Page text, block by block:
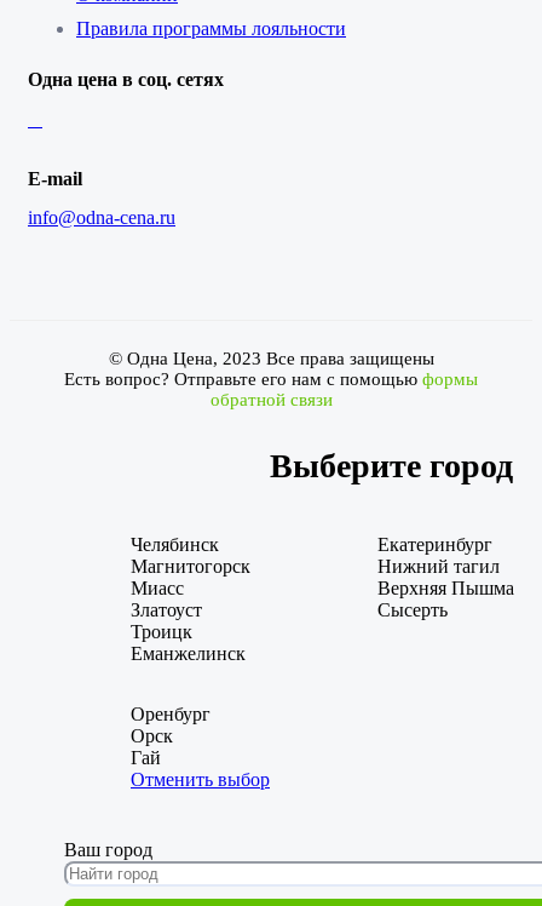
Правила программы лояльности
Одна цена в соц. сетях
E-mail
info@odna-cena.ru
© Одна Цена, 2023 Все права защищены
Есть вопрос? Отправьте его нам с помощью формы
обратной связи
Выберите город
Челябинск
Магнитогорск
Миасс
Златоуст
Троицк
Еманжелинск
Екатеринбург
Нижний тагил
Верхняя Пышма
Сысерть
Оренбург
Орск
Гай
Отменить выбор
Ваш город